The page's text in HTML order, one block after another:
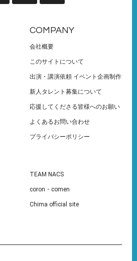
COMPANY
会社概要
このサイトについて
出演・講演依頼 イベント企画制作
新人タレント募集について
応援してくださる皆様へのお願い
よくあるお問い合わせ
プライバシーポリシー
TEAM NACS
coron・comen
Chima official site